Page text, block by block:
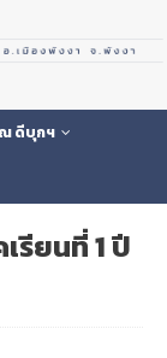
ณ ดีบุกฯ
รียนที่ 1 ปี